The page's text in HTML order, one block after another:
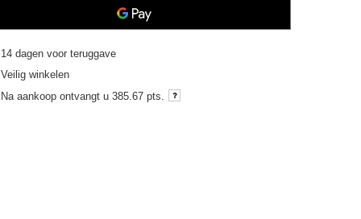
14 dagen voor teruggave
Veilig winkelen
Na aankoop ontvangt u385.67 pts.